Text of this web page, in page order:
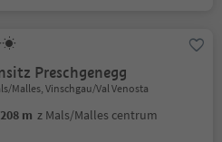
Preschgenegg
Malles, Vinschgau/Val Venosta
208 m z Mals/Malles centrum